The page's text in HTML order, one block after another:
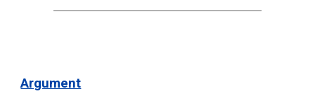
Argument